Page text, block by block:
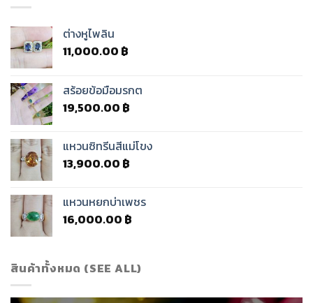
ต่างหูไพลิน
11,000.00 ฿
สร้อยข้อมือมรกต
19,500.00 ฿
แหวนซิทรีนสีแม่โขง
13,900.00 ฿
แหวนหยกบ่าเพชร
16,000.00 ฿
สินค้าทั้งหมด (SEE ALL)